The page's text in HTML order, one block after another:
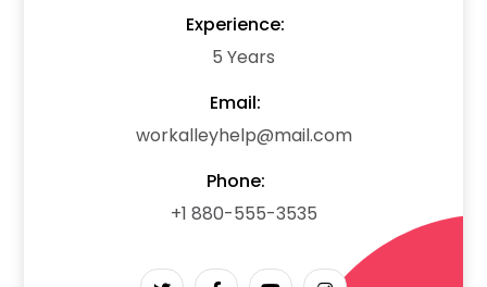
Experience:
5 Years
Email:
workalleyhelp@mail.com
Phone:
+1 880-555-3535